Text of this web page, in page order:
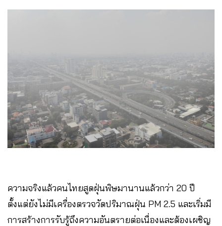
ความจริงแล้วคนไทยสูดฝุ่นพิษมานานแล้วกว่า 20 ปี
ตั้งแต่ยังไม่มีเครื่องตรวจวัดปริมาณฝุ่น PM 2.5 และเริ่มมี
การสร้างการรับรู้ถึงความอันตรายต่อเนื่องและต้องเผชิญ